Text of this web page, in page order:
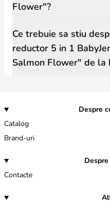
Flower"?
Ce trebuie sa stiu
reductor 5 in 1
Salmon Flower" de la
Despre
Catalog
Brand-uri
Contacte